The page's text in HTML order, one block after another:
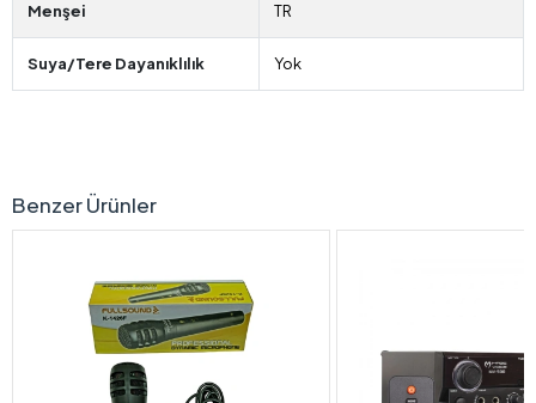
Menşei TR
Suya/Tere Dayanıklılık Yok
Benzer Ürünler